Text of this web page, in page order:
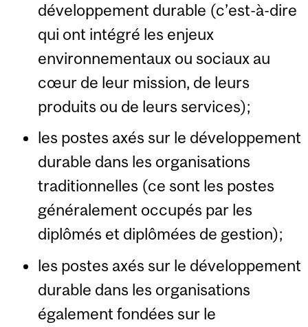
développement durable (c’est-à-dire
qui ont intégré les enjeux
environnementaux ou sociaux au
cœur de leur mission, de leurs
produits ou de leurs services);
les postes axés sur le développement
durable dans les organisations
traditionnelles (ce sont les postes
généralement occupés par les
diplômés et diplômées de gestion);
les postes axés sur le développement
durable dans les organisations
également fondées sur le